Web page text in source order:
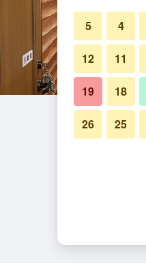
4
5
11
12
18
19
25
26